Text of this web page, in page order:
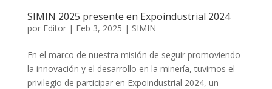
SIMIN 2025 presente en Expoindustrial 2024
por Editor| Feb 3, 2025 | SIMIN
En el marco de nuestra misión de seguir promoviendo
la innovación y el desarrollo en la minería, tuvimos el
privilegio de participar en Expoindustrial 2024, un